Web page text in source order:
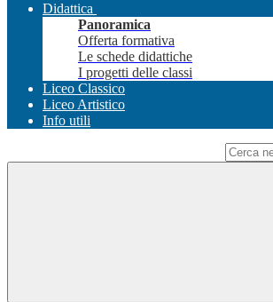
Didattica
Panoramica
Offerta formativa
Le schede didattiche
I progetti delle classi
Liceo Classico
Liceo Artistico
Info utili